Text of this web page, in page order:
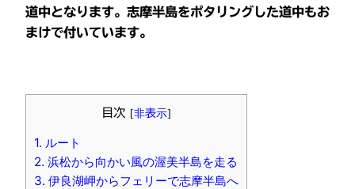
道中となります。志摩半島をポタリングした道中もお
まけで付いています。
目次 [非表示]
1. ルート
2. 浜松から向かい風の渥美半島を走る
3. 伊良湖岬からフェリーで志摩半島へ